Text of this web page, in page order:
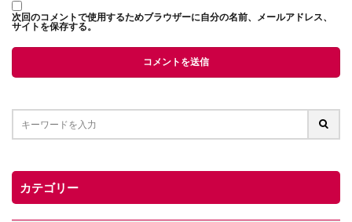
次回のコメントで使用するためブラウザーに自分の名前、メールアドレス、
サイトを保存する。
カテゴリー